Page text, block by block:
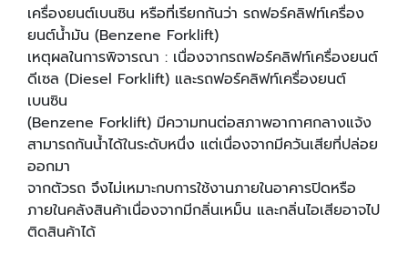
เครื่องยนต์เบนซิน หรือที่เรียกกันว่า รถฟอร์คลิฟท์เครื่อง
ยนต์นํ้ามัน (Benzene Forklift)
เหตุผลในการพิจารณา : เนื่องจากรถฟอร์คลิฟท์เครื่องยนต์
ดีเซล (Diesel Forklift) และรถฟอร์คลิฟท์เครื่องยนต์
เบนซิน
(Benzene Forklift) มีความทนต่อสภาพอากาศกลางแจ้ง
สามารถกันน้ำได้ในระดับหนึ่ง แต่เนื่องจากมีควันเสียที่ปล่อย
ออกมา
จากตัวรถ จึงไม่เหมาะกบการใช้งานภายในอาคารปิดหรือ
ภายในคลังสินค้าเนื่องจากมีกลิ่นเหม็น และกลิ่นไอเสียอาจไป
ติดสินค้าได้